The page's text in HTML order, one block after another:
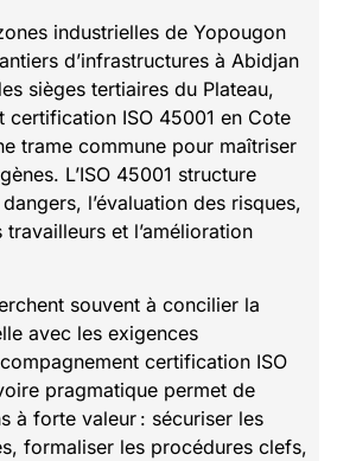
industrielles de Yopougon
d’infrastructures à Abidjan
sièges tertiaires du Plateau,
certification ISO 45001 en Cote
trame commune pour maîtriser
L’ISO 45001 structure
l’évaluation des risques,
et l’amélioration
souvent à concilier la
avec les exigences
certification ISO
pragmatique permet de
à forte valeur : sécuriser les
formaliser les procédures clefs,